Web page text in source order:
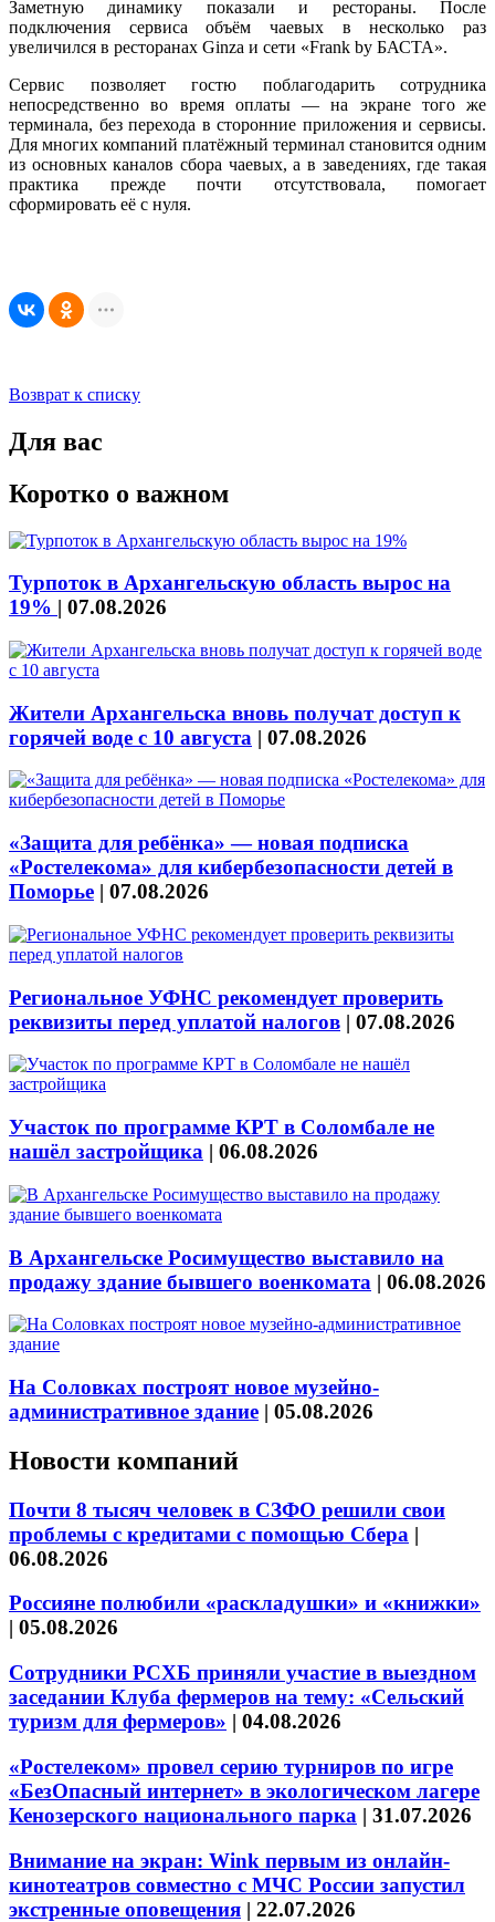
Заметную динамику показали и рестораны. После
подключения сервиса объём чаевых в несколько раз
увеличился в ресторанах Ginza и сети «Frank by БАСТА».
Сервис позволяет гостю поблагодарить сотрудника
непосредственно во время оплаты — на экране того же
терминала, без перехода в сторонние приложения и сервисы.
Для многих компаний платёжный терминал становится одним
из основных каналов сбора чаевых, а в заведениях, где такая
практика прежде почти отсутствовала, помогает
сформировать её с нуля.
Возврат к списку
Для вас
Коротко о важном
Турпоток в Архангельскую область вырос на
19% | 07.08.2026
Жители Архангельска вновь получат доступ к
горячей воде с 10 августа | 07.08.2026
«Защита для ребёнка» — новая подписка
«Ростелекома» для кибербезопасности детей в
Поморье | 07.08.2026
Региональное УФНС рекомендует проверить
реквизиты перед уплатой налогов | 07.08.2026
Участок по программе КРТ в Соломбале не
нашёл застройщика | 06.08.2026
В Архангельске Росимущество выставило на
продажу здание бывшего военкомата | 06.08.2026
На Соловках построят новое музейно-
административное здание | 05.08.2026
Новости компаний
Почти 8 тысяч человек в СЗФО решили свои
проблемы с кредитами с помощью Сбера |
06.08.2026
Россияне полюбили «раскладушки» и «книжки»
| 05.08.2026
Сотрудники РСХБ приняли участие в выездном
заседании Клуба фермеров на тему: «Сельский
туризм для фермеров» | 04.08.2026
«Ростелеком» провел серию турниров по игре
«БезОпасный интернет» в экологическом лагере
Кенозерского национального парка | 31.07.2026
Внимание на экран: Wink первым из онлайн-
кинотеатров совместно с МЧС России запустил
экстренные оповещения | 22.07.2026